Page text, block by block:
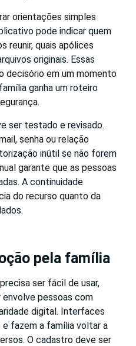
orientações simples
pode indicar quem
reunir, quais apólices
originais. Essas
decisório em um momento
ganha um roteiro
ser testado e revisado.
senha ou relação
inútil se não forem
garante que as pessoas
A continuidade
do recurso quanto da
pela família
ser fácil de usar,
pessoas com
digital. Interfaces
fazem a família voltar a
O cadastro deve ser